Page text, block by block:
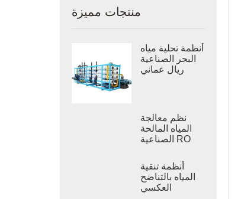
منتجات مميزة
أنظمة تحلية مياه
البحر الصناعية
ريال عماني
نظم معالجة
المياه المالحة
الصناعية RO
أنظمة تنقية
المياه بالتناضح
العكسي